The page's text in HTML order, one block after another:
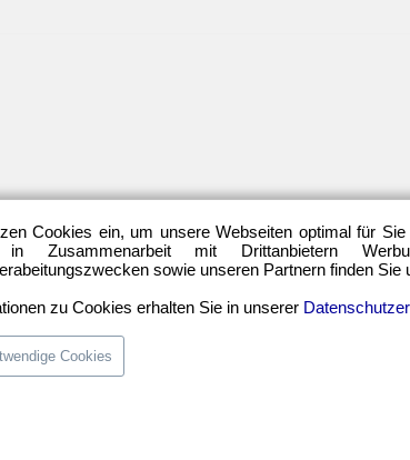
Cookies ein, um unsere Webseiten optimal für
in Zusammenarbeit mit Drittanbietern
sowie unseren Partnern finden Sie
zu Cookies erhalten Sie in unserer
Cookies